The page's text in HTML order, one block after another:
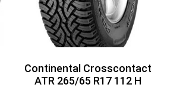
Continental Crosscontact
ATR 265/65 R17 112 H